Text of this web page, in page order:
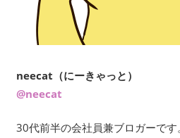
neecat（にーきゃっと）
@neecat
30代前半の会社員兼ブロガーで